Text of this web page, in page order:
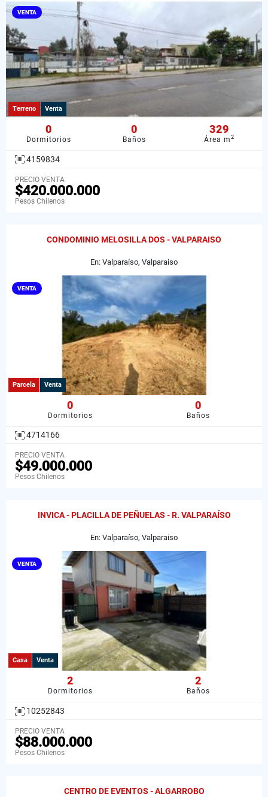
VENTA
Terreno Venta
0
Dormitorios
0
Baños
329
Área m2
4159834
PRECIO VENTA
$420.000.000
Pesos Chilenos
CONDOMINIO MELOSILLA DOS - VALPARAISO
En: Valparaíso, Valparaiso
VENTA
Parcela Venta
0
Dormitorios
0
Baños
4714166
PRECIO VENTA
$49.000.000
Pesos Chilenos
INVICA - PLACILLA DE PEÑUELAS - R. VALPARAÍSO
En: Valparaíso, Valparaiso
VENTA
Casa Venta
2
Dormitorios
2
Baños
10252843
PRECIO VENTA
$88.000.000
Pesos Chilenos
CENTRO DE EVENTOS - ALGARROBO